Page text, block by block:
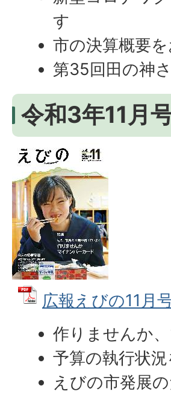
す
市の決算概要
第35回田の神
令和3年11月
広報えびの11月
作りませんか
予算の執行状
えびの市発展